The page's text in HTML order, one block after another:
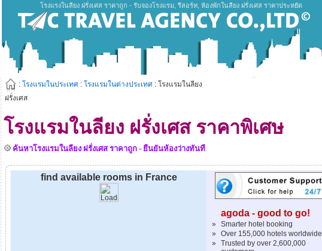
โรงแรงในลียง ฝรั่งเศส ราคาถูก - รับจองโรงแรม, รีสอร์ท, ห้องพักในลียง ฝรั่งเศส ราคาประหยัด
: โรงแรมในประเทศ : โรงแรมในต่างประเทศ : โรงแรมในลียง
ฝรั่งเศส
โรงแรมในลียง ฝรั่งเศส ราคาพิเศษ
ค้นหาโรงแรมในลียง ฝรั่งเศส ราคาถูก - ยืนยันห้องว่างทันที
find available rooms in France
agoda - good to go!
»
Smarter hotel booking
»
Over 155,000 hotels worldwide
»
Trusted by over 2,600,000